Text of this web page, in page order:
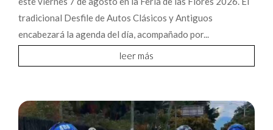
tradicional Desfile de Autos Clásicos y Antiguos
encabezará la agenda del día, acompañado por...
leer más